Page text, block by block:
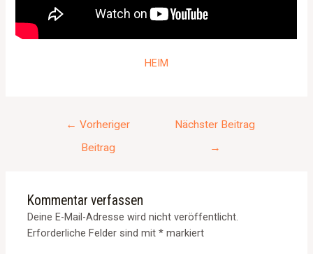
HEIM
← Vorheriger
Beitrag
Nächster Beitrag
→
Kommentar verfassen
Deine E-Mail-Adresse wird nicht veröffentlicht.
Erforderliche Felder sind mit* markiert